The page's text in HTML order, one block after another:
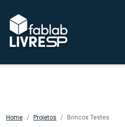
Home Projetos Brincos Testes